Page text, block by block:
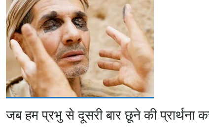
जब हम प्रभु से दूसरी बार छूने की प्रार्थना